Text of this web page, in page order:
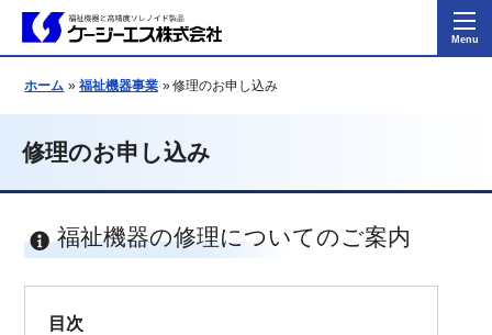
ホーム 福祉機器事業 修理のお申し込み
修理のお申し込み
福祉機器の修理についてのご案内
目次